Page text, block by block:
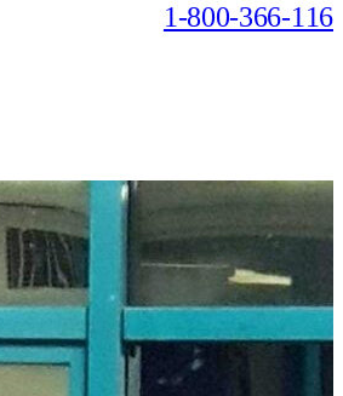
1-800-366-116